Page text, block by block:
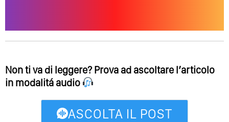
Non ti va di leggere? Prova ad ascoltare l’articolo
in modalitá audio
ASCOLTA IL POST